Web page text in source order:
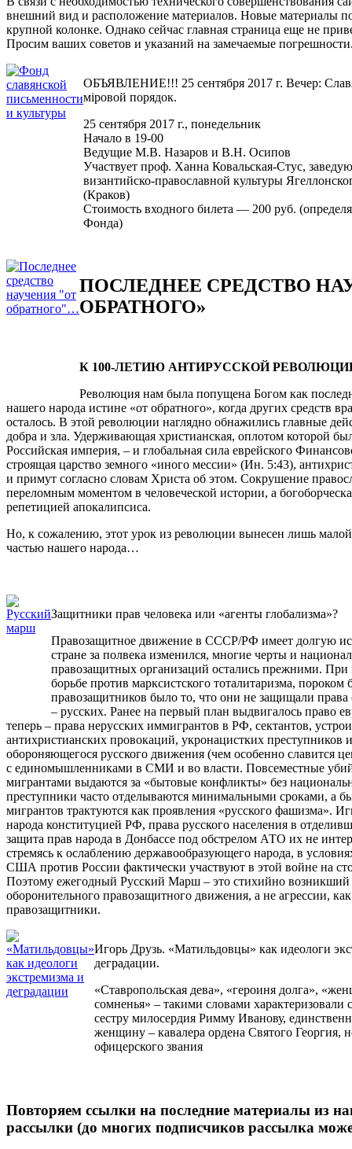
внешний вид и расположение материалов. Новые материалы
крупной колонке. Однако сейчас главная страница еще не
Просим ваших советов и указаний на замечаемые
ОБЪЯВЛЕНИЕ!!! 25 сентября 2017 г. Вечер:
мiровой порядок.
25 сентября 2017 г., понедельник
Начало в 19-00
Ведущие М.В. Назаров и В.Н. Осипов
Участвует проф. Ханна Ковальская-Стус,
византийско-православной культуры
(Краков)
Стоимость входного билета — 200 руб.
Фонда)
ПОСЛЕДНЕЕ СРЕДСТВО
ОБРАТНОГО»
К 100-ЛЕТИЮ АНТИРУССКОЙ
Революция нам была попущена Богом как
нашего народа истине «от обратного», когда других средств
осталось. В этой революции наглядно обнажились главные
добра и зла. Удерживающая христианская, оплотом которой
Российская империя, – и глобальная сила еврейского
строящая царство земного «иного мессии» (Ин. 5:43),
и примут согласно словам Христа об этом. Сокрушение
переломным моментом в человеческой истории, а
репетицией апокалипсиса.
Но, к сожалению, этот урок из революции вынесен лишь
частью нашего народа…
Защитники прав человека или «агенты глобализма»?
Правозащитное движение в СССР/РФ имеет долгую
стране за полвека изменился, многие черты и
правозащитных организаций остались прежними. При
борьбе против марксистского тоталитаризма, пороком
правозащитников было то, что они не защищали права
– русских. Ранее на первый план выдвигалось право
теперь – права нерусских иммигрантов в РФ, сектантов,
антихристианских провокаций, укронацистких преступников
обороняющегося русского движения (чем особенно славится
с единомышленниками в СМИ и во власти. Повсеместные
мигрантами выдаются за «бытовые конфликты» без
преступники часто отделываются минимальными сроками, а
мигрантов трактуются как проявления «русского фашизма».
народа конституцией РФ, права русского населения в
защита прав народа в Донбассе под обстрелом АТО их не
стремясь к ослаблению державообразующего народа, в
США против России фактически участвуют в этой войне на
Поэтому ежегодный Русский Марш – это стихийно возникший
оборонительного правозащитного движения, а не агрессии,
правозащитники.
Игорь Друзь. «Матильдовцы» как идеологи
деградации.
«Ставропольская дева», «героиня долга»,
сомненья» – такими словами
сестру милосердия Римму Иванову,
женщину – кавалера ордена Святого Георгия,
офицерского звания
Повторяем ссылки на последние материалы из
рассылки (до многих подписчиков рассылка